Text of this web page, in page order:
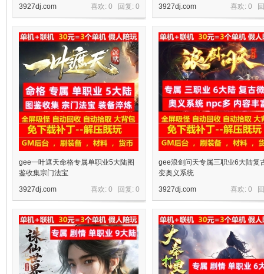
喜欢: 0 回复: 0
3927dj.com 喜欢: 0
3927dj.com
gee一叶遮天命格专属单职业5大陆图
鉴收集宗门法宝
喜欢: 0 回复: 0
3927dj.com
gee浪剑问天专属三职业6大陆复
变奥义系统
喜欢: 0
3927dj.com